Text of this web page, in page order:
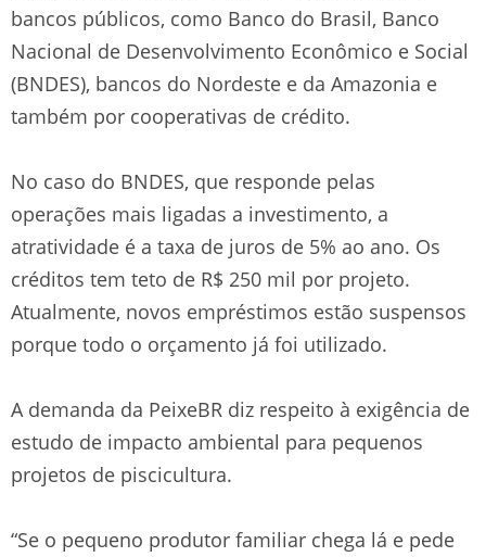
bancos públicos, como Banco do Brasil, Banco
Nacional de Desenvolvimento Econômico e Social
(BNDES), bancos do Nordeste e da Amazonia e
também por cooperativas de crédito.
No caso do BNDES, que responde pelas
operações mais ligadas a investimento, a
atratividade é a taxa de juros de 5% ao ano. Os
créditos tem teto de R$ 250 mil por projeto.
Atualmente, novos empréstimos estão suspensos
porque todo o orçamento já foi utilizado.
A demanda da PeixeBR diz respeito à exigência de
estudo de impacto ambiental para pequenos
projetos de piscicultura.
“Se o pequeno produtor familiar chega lá e pede